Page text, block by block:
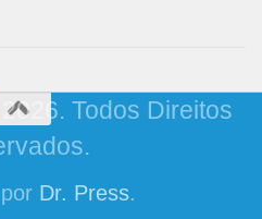
Todos Direitos
Dr. Press.